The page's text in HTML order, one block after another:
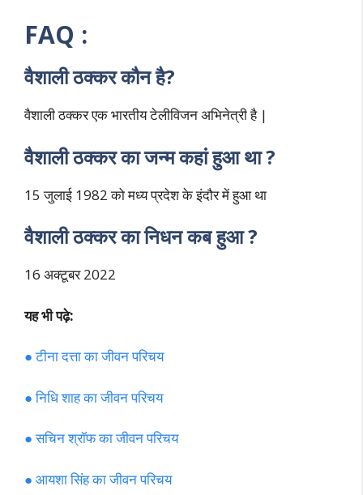
FAQ :
वैशाली ठक्कर कौन है?
वैशाली ठक्कर एक भारतीय टेलीविजन अभिनेत्री है |
वैशाली ठक्कर का जन्म कहां हुआ था ?
15 जुलाई 1982 को मध्य प्रदेश के इंदौर में हुआ था
वैशाली ठक्कर का निधन कब हुआ ?
16 अक्टूबर 2022
यह भी पढ़े:
● टीना दत्ता का जीवन परिचय
● निधि शाह का जीवन परिचय
● सचिन श्रॉफ का जीवन परिचय
● आयशा सिंह का जीवन परिचय